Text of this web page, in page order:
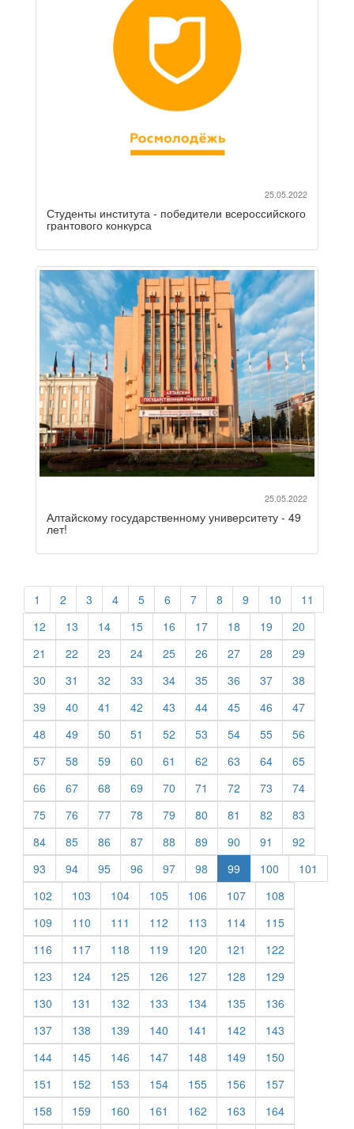
25.05.2022
Студенты института - победители всероссийского
грантового конкурса
25.05.2022
Алтайскому государственному университету - 49
лет!
1 2 3 4 5 6 7 8 9 10
11
12
13 14 15 16 17 18 19
20
21
22 23 24 25 26 27 28
29
30
31 32 33 34 35 36 37
38
39
40 41 42 43 44 45 46
47
48
49 50 51 52 53 54 55
56
57
58 59 60 61 62 63 64
65
66
67 68 69 70 71 72 73
74
75
76 77 78 79 80 81 82
83
84
85 86 87 88 89 90 91
92
93
94 95 96 97 98 99 100
101
102
103 104 105 106 107
108
109
110 111 112 113 114
115
116
117 118 119 120 121
122
123
124 125 126 127 128
129
130
131 132 133 134 135
136
137
138 139 140 141 142
143
144
145 146 147 148 149
150
151
152 153 154 155 156
157
158
159 160 161 162 163
164